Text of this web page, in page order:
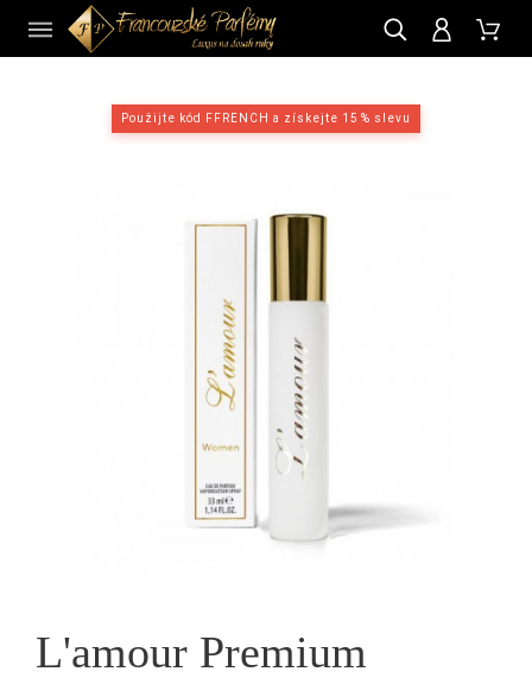
Použijte kód FFRENCH a získejte 15 % slevu
L'amour Premium
CZ